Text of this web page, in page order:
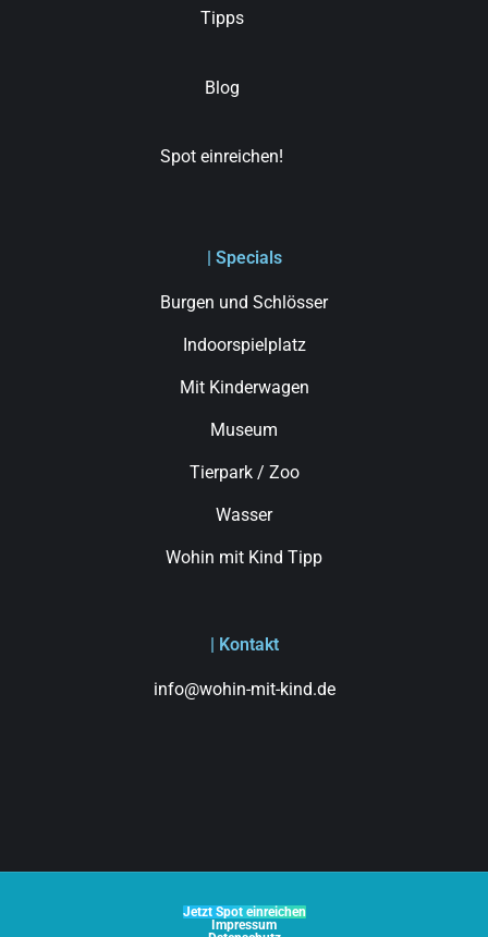
Tipps
Blog
Spot einreichen!
| Specials
Burgen und Schlösser
Indoorspielplatz
Mit Kinderwagen
Museum
Tierpark / Zoo
Wasser
Wohin mit Kind Tipp
| Kontakt
info@wohin-mit-kind.de
Jetzt Spot einreichen
Impressum